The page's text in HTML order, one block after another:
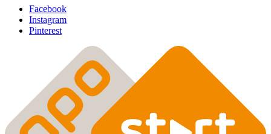
Facebook
Instagram
Pinterest